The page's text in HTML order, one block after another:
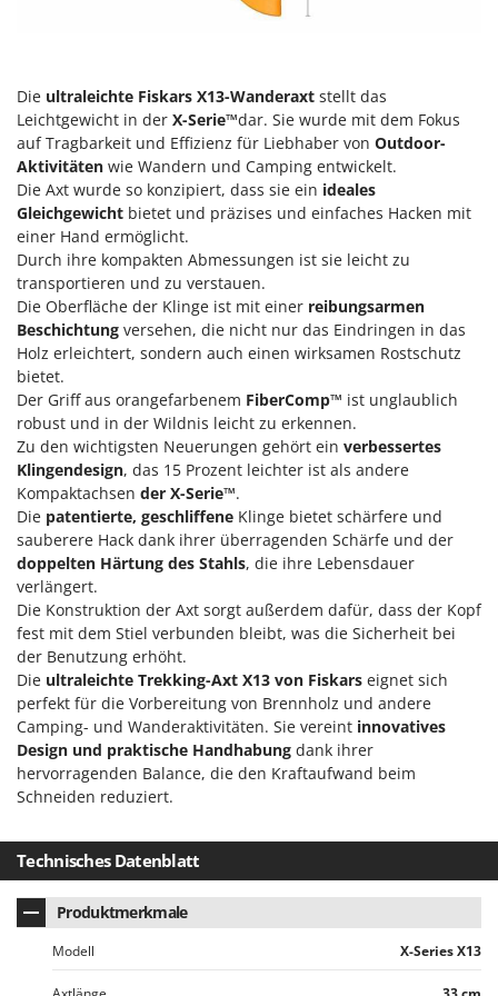
Hochdruckreiniger
Hochgrasmäher
Holzbacköfen Außenbereich für Pizza und Braten
Holzspalter
Hubwagen
K
Kabelpflüge für die Drainage
Kartoffellegemaschine für Traktoren
Kartoffelroder für Traktoren
Kehrmaschinen
Kettensägen
Kippbare Heckschaufeln für Traktoren
Klimaanlagen – Klimageräte
Knetmaschinen
Knochensägen
Kompressoren - elektrisch
Kompressoren für Ernte und Baumschnitt
Kreiseleggen
Küchenreiben - elektrisch
Kükenaufzuchtboxen
L
Laderampe aus Aluminium
Laubsauger - Laubbläser
Laubsauger auf Rädern
Luftentfeuchter
Luftkühler
Cruccolini
CTEK
D
Dal Degan
DCG
Deca
DeWalt
Di Martino
Diavola Pro
Diesse
Docma
Dominion
Dreame
E
Echo
EcoFlow
Edilmark
Effeuno
Einhell
Elegen
Energy Gruppi
Enotecnica Pillan
EuroMech
Eurosystems
F
FAC
Die ultraleichte Fiskars X13-Wanderaxt stellt das
Leichtgewicht in der X-Serie™dar. Sie wurde mit dem Fokus
auf Tragbarkeit und Effizienz für Liebhaber von Outdoor-
Aktivitäten wie Wandern und Camping entwickelt.
Die Axt wurde so konzipiert, dass sie ein ideales
Gleichgewicht bietet und präzises und einfaches Hacken mit
einer Hand ermöglicht.
Durch ihre kompakten Abmessungen ist sie leicht zu
transportieren und zu verstauen.
Die Oberfläche der Klinge ist mit einer reibungsarmen
Beschichtung versehen, die nicht nur das Eindringen in das
Holz erleichtert, sondern auch einen wirksamen Rostschutz
bietet.
Der Griff aus orangefarbenem FiberComp™ ist unglaublich
robust und in der Wildnis leicht zu erkennen.
Zu den wichtigsten Neuerungen gehört ein verbessertes
Klingendesign, das 15 Prozent leichter ist als andere
Kompaktachsen der X-Serie™.
Die patentierte, geschliffene Klinge bietet schärfere und
sauberere Hack dank ihrer überragenden Schärfe und der
doppelten Härtung des Stahls, die ihre Lebensdauer
verlängert.
Die Konstruktion der Axt sorgt außerdem dafür, dass der Kopf
fest mit dem Stiel verbunden bleibt, was die Sicherheit bei
der Benutzung erhöht.
Die ultraleichte Trekking-Axt X13 von Fiskars eignet sich
perfekt für die Vorbereitung von Brennholz und andere
Camping- und Wanderaktivitäten. Sie vereint innovatives
Design und praktische Handhabung dank ihrer
hervorragenden Balance, die den Kraftaufwand beim
Schneiden reduziert.
Technisches Datenblatt
Produktmerkmale
Modell X-Series X13